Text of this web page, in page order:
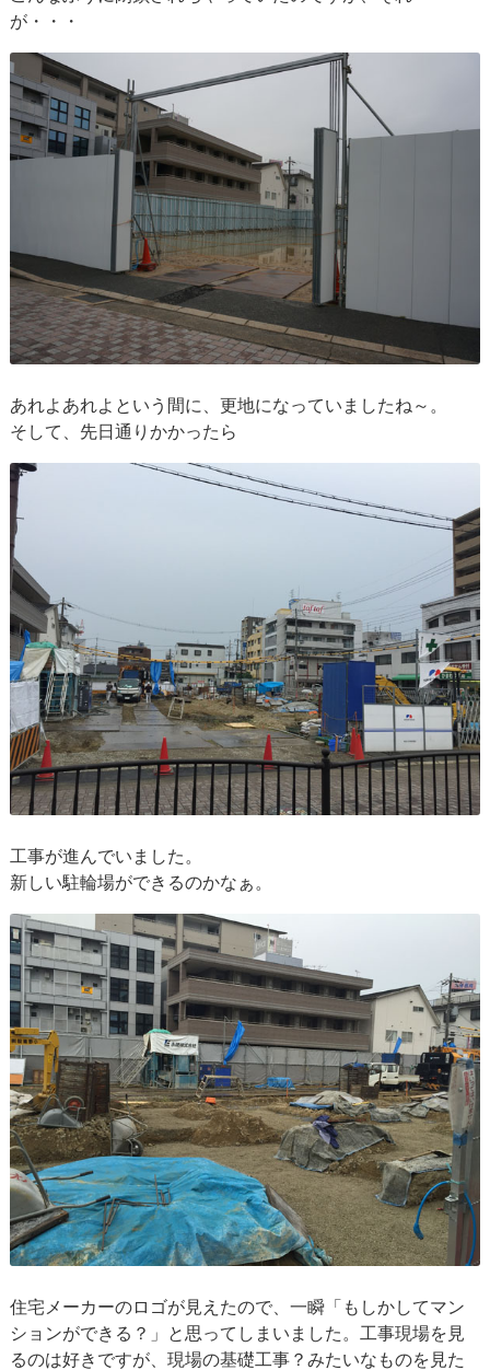
が・・・
あれよあれよという間に、更地になっていましたね～。
そして、先日通りかかったら
工事が進んでいました。
新しい駐輪場ができるのかなぁ。
住宅メーカーのロゴが見えたので、一瞬「もしかしてマン
ションができる？」と思ってしまいました。工事現場を見
るのは好きですが、現場の基礎工事？みたいなものを見た